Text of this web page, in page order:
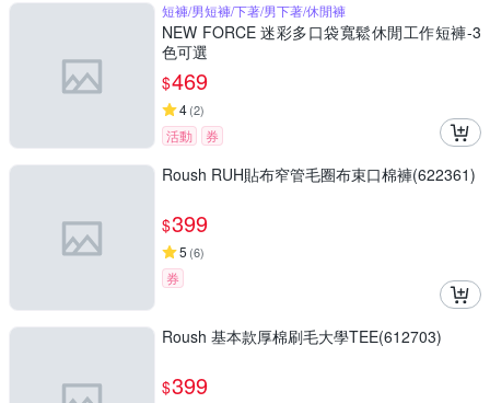
短褲/男短褲/下著/男下著/休閒褲
NEW FORCE 迷彩多口袋寬鬆休閒工作短褲-3
色可選
$469
4(2)
活動 券
Roush RUH貼布窄管毛圈布束口棉褲(622361)
$399
5 (6)
券
Roush 基本款厚棉刷毛大學TEE(612703)
$399